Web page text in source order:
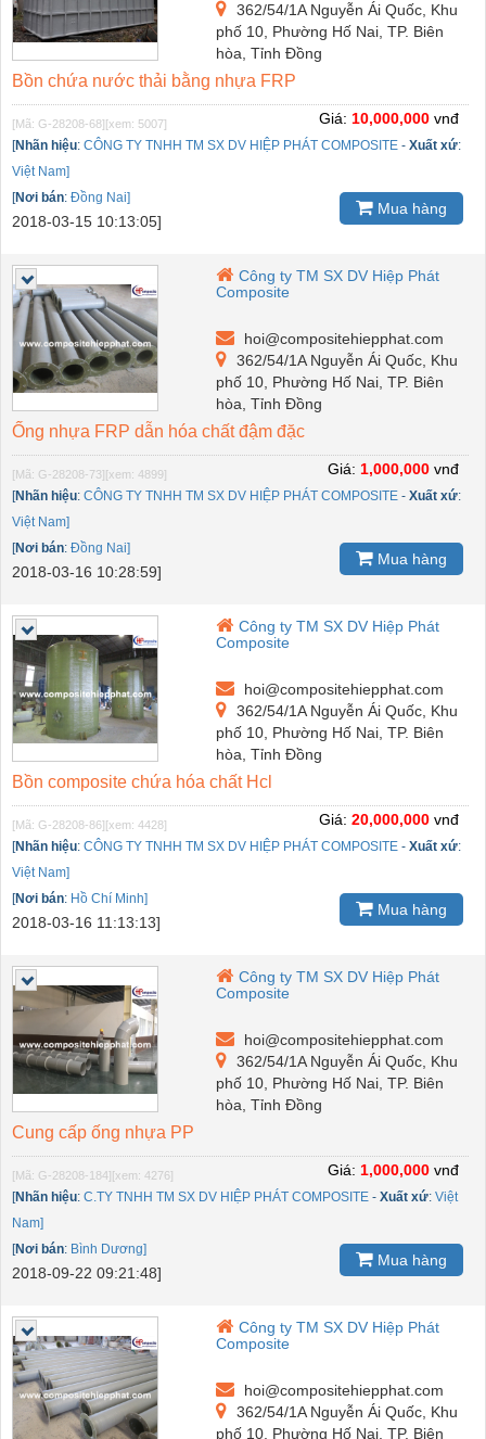
362/54/1A Nguyễn Ái Quốc, Khu
phố 10, Phường Hố Nai, TP. Biên
hòa, Tỉnh Đồng
Bồn chứa nước thải bằng nhựa FRP
[Mã: G-28208-68] [xem: 5007]
[Nhãn hiệu: CÔNG TY TNHH TM SX DV HIỆP PHÁT COMPOSITE - Xuất xứ:
Việt Nam]
[Nơi bán: Đồng Nai]
2018-03-15 10:13:05]
Giá: 10,000,000 vnđ
Mua hàng
Công ty TM SX DV Hiệp Phát
Composite
hoi@compositehiepphat.com
362/54/1A Nguyễn Ái Quốc, Khu
phố 10, Phường Hố Nai, TP. Biên
hòa, Tỉnh Đồng
Ống nhựa FRP dẫn hóa chất đậm đặc
[Mã: G-28208-73] [xem: 4899]
[Nhãn hiệu: CÔNG TY TNHH TM SX DV HIỆP PHÁT COMPOSITE - Xuất xứ:
Việt Nam]
[Nơi bán: Đồng Nai]
2018-03-16 10:28:59]
Giá: 1,000,000 vnđ
Mua hàng
Công ty TM SX DV Hiệp Phát
Composite
hoi@compositehiepphat.com
362/54/1A Nguyễn Ái Quốc, Khu
phố 10, Phường Hố Nai, TP. Biên
hòa, Tỉnh Đồng
Bồn composite chứa hóa chất Hcl
[Mã: G-28208-86] [xem: 4428]
[Nhãn hiệu: CÔNG TY TNHH TM SX DV HIỆP PHÁT COMPOSITE - Xuất xứ:
Việt Nam]
[Nơi bán: Hồ Chí Minh]
2018-03-16 11:13:13]
Giá: 20,000,000 vnđ
Mua hàng
Công ty TM SX DV Hiệp Phát
Composite
hoi@compositehiepphat.com
362/54/1A Nguyễn Ái Quốc, Khu
phố 10, Phường Hố Nai, TP. Biên
hòa, Tỉnh Đồng
Cung cấp ống nhựa PP
[Mã: G-28208-184] [xem: 4276]
[Nhãn hiệu: C.TY TNHH TM SX DV HIỆP PHÁT COMPOSITE - Xuất xứ: Việt
Nam]
[Nơi bán: Bình Dương]
2018-09-22 09:21:48]
Giá: 1,000,000 vnđ
Mua hàng
Công ty TM SX DV Hiệp Phát
Composite
hoi@compositehiepphat.com
362/54/1A Nguyễn Ái Quốc, Khu
phố 10, Phường Hố Nai, TP. Biên